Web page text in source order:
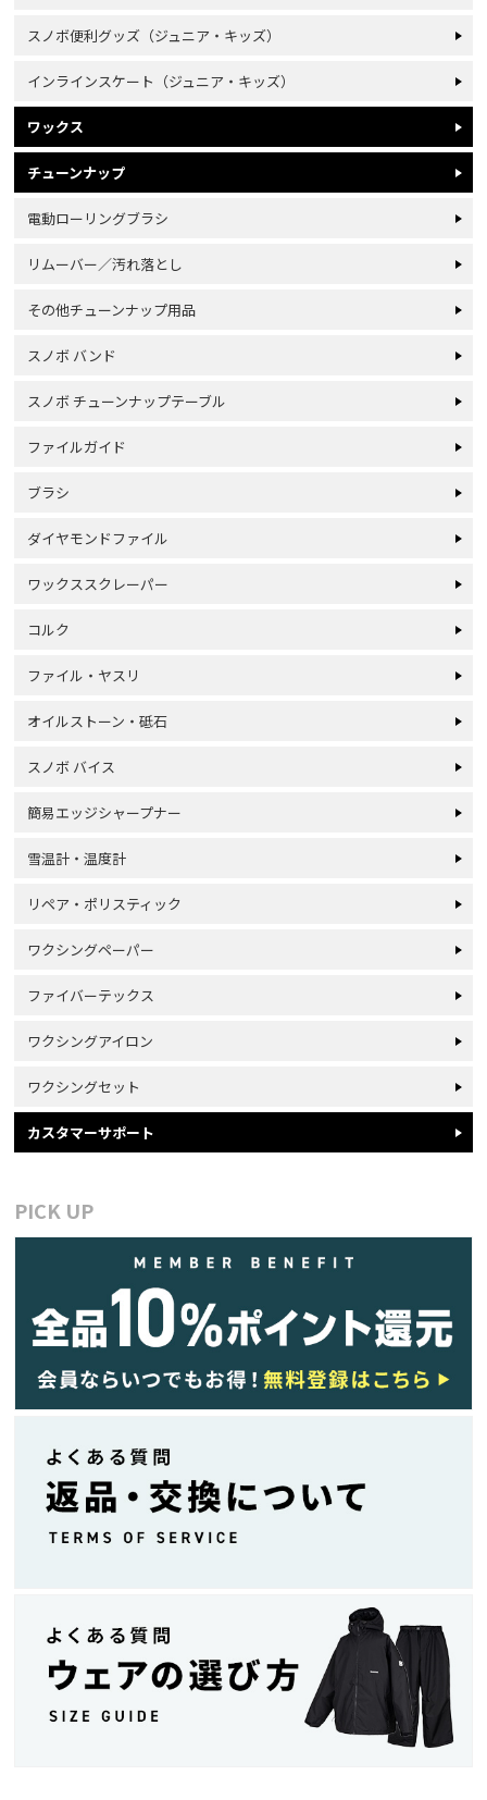
スノボ便利グッズ（ジュニア・キッズ）
インラインスケート（ジュニア・キッズ）
ワックス
チューンナップ
電動ローリングブラシ
リムーバー／汚れ落とし
その他チューンナップ用品
スノボ バンド
スノボ チューンナップテーブル
ファイルガイド
ブラシ
ダイヤモンドファイル
ワックススクレーパー
コルク
ファイル・ヤスリ
オイルストーン・砥石
スノボ バイス
簡易エッジシャープナー
雪温計・温度計
リペア・ポリスティック
ワクシングペーパー
ファイバーテックス
ワクシングアイロン
ワクシングセット
カスタマーサポート
PICK UP